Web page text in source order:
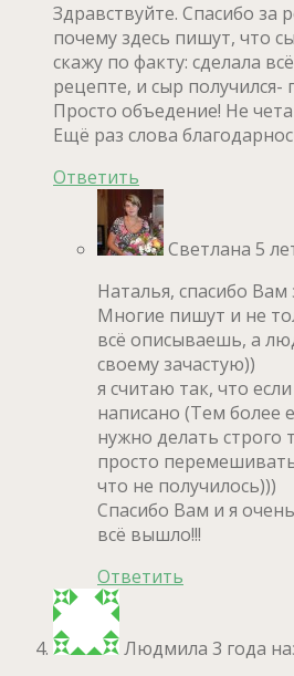
Здравствуйте. Спасибо за
почему здесь пишут, что
скажу по факту: сделала
рецепте, и сыр
Просто объедение! Не
Ещё раз слова
Ответить
Светлана 5
Наталья, спасибо Вам
Многие пишут и не
всё описываешь, а
своему зачастую))
я считаю так, что
написано (Тем более
нужно делать строго
просто
что не получилось)))
Спасибо Вам и я
всё вышло!!!
Ответить
Людмила 3 года